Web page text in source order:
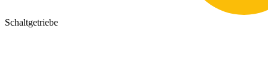
Schaltgetriebe